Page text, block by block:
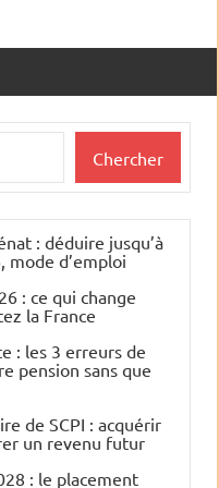
Chercher
: déduire jusqu’à
mode d’emploi
: ce qui change
la France
: les 3 erreurs de
pension sans que
de SCPI : acquérir
un revenu futur
: le placement